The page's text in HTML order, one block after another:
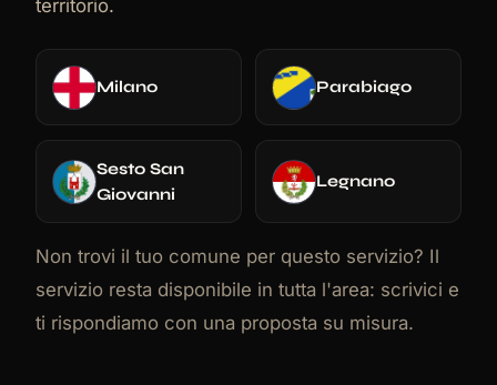
territorio.
Milano Parabiago
Sesto San
Giovanni
Legnano
Non trovi il tuo comune per questo servizio? Il
servizio resta disponibile in tutta l'area: scrivici e
ti rispondiamo con una proposta su misura.